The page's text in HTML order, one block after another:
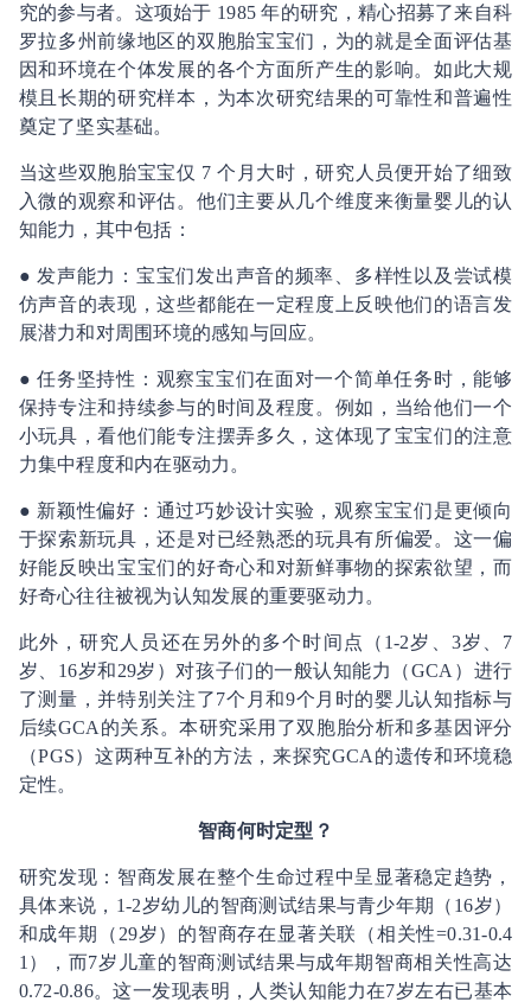
究的参与者。这项始于 1985 年的研究，精心招募了来自科
罗拉多州前缘地区的双胞胎宝宝们，为的就是全面评估基
因和环境在个体发展的各个方面所产生的影响。如此大规
模且长期的研究样本，为本次研究结果的可靠性和普遍性
奠定了坚实基础。
当这些双胞胎宝宝仅 7 个月大时，研究人员便开始了细致
入微的观察和评估。他们主要从几个维度来衡量婴儿的认
知能力，其中包括：
● 发声能力：宝宝们发出声音的频率、多样性以及尝试模
仿声音的表现，这些都能在一定程度上反映他们的语言发
展潜力和对周围环境的感知与回应。
● 任务坚持性：观察宝宝们在面对一个简单任务时，能够
保持专注和持续参与的时间及程度。例如，当给他们一个
小玩具，看他们能专注摆弄多久，这体现了宝宝们的注意
力集中程度和内在驱动力。
● 新颖性偏好：通过巧妙设计实验，观察宝宝们是更倾向
于探索新玩具，还是对已经熟悉的玩具有所偏爱。这一偏
好能反映出宝宝们的好奇心和对新鲜事物的探索欲望，而
好奇心往往被视为认知发展的重要驱动力。
此外，研究人员还在另外的多个时间点（1-2岁、3岁、7
岁、16岁和29岁）对孩子们的一般认知能力（GCA）进行
了测量，并特别关注了7个月和9个月时的婴儿认知指标与
后续GCA的关系。本研究采用了双胞胎分析和多基因评分
（PGS）这两种互补的方法，来探究GCA的遗传和环境稳
定性。
智商何时定型？
研究发现：智商发展在整个生命过程中呈显著稳定趋势，
具体来说，1-2岁幼儿的智商测试结果与青少年期（16岁）
和成年期（29岁）的智商存在显著关联（相关性=0.31-0.4
1），而7岁儿童的智商测试结果与成年期智商相关性高达
0.72-0.86。这一发现表明，人类认知能力在7岁左右已基本